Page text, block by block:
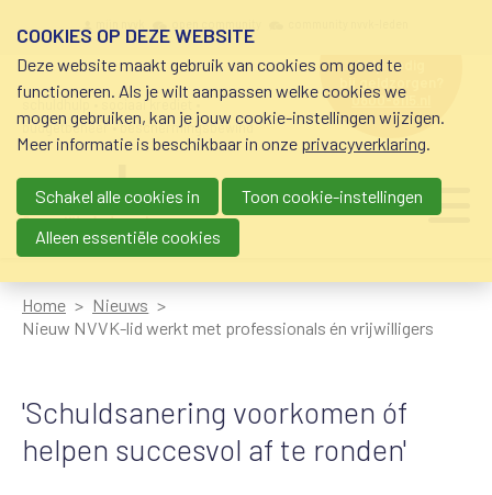
schuldhulp • sociaal krediet •
budgetbeheer • beschermingsbewind
hulp nodig
bij geldzorgen?
0800-8115.nl
Main navigation
Home
Nieuws
Nieuw NVVK-lid werkt met professionals én vrijwilligers
'Schuldsanering voorkomen óf
helpen succesvol af te ronden'
COOKIES OP DEZE WEBSITE
Deze website maakt gebruik van cookies om goed te
functioneren. Als je wilt aanpassen welke cookies we
mogen gebruiken, kan je jouw cookie-instellingen wijzigen.
Meer informatie is beschikbaar in onze privacyverklaring.
Schakel alle cookies in
Toon cookie-instellingen
Alleen essentiële cookies